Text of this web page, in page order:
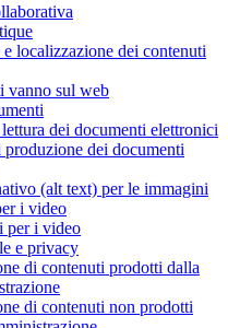
localizzazione dei contenuti
vanno sul web
dei documenti elettronici
dei documenti
(alt text) per le immagini
i video
per i video
e privacy
di contenuti prodotti dalla
di contenuti non prodotti